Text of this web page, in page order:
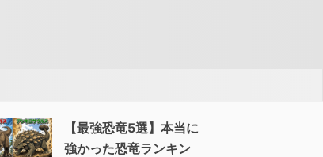
【最強恐竜5選】本当に
強かった恐竜ランキン